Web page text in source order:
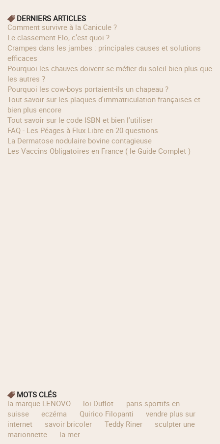
DERNIERS ARTICLES
Comment survivre à la Canicule ?
Le classement Elo, c’est quoi ?
Crampes dans les jambes : principales causes et solutions
efficaces
Pourquoi les chauves doivent se méfier du soleil bien plus que
les autres ?
Pourquoi les cow‑boys portaient‑ils un chapeau ?
Tout savoir sur les plaques d'immatriculation françaises et
bien plus encore
Tout savoir sur le code ISBN et bien l'utiliser
FAQ - Les Péages à Flux Libre en 20 questions
La Dermatose nodulaire bovine contagieuse
Les Vaccins Obligatoires en France ( le Guide Complet )
MOTS CLÉS
la marque LENOVO
loi Duflot
paris sportifs en
suisse
eczéma Quirico Filopanti
vendre plus sur
internet
savoir bricoler Teddy Riner
sculpter une
marionnette
la mer